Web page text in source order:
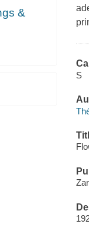
&
S